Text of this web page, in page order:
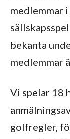
medlemmar
bekanta
medlemmar
Vi spelar 18
golfregler,